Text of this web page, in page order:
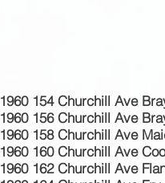
1960 154 Churchill Ave
1960 156 Churchill Ave
1960 158 Churchill Ave
1960 160 Churchill Ave
1960 162 Churchill Ave